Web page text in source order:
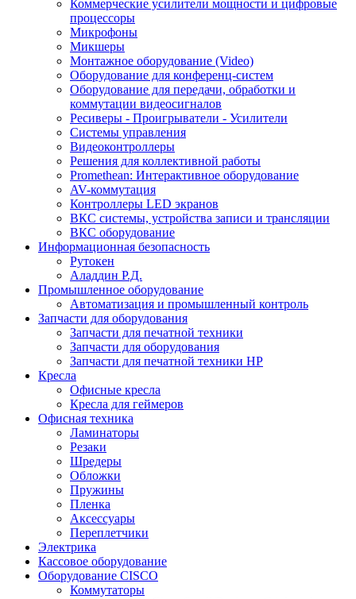
Коммерческие усилители мощности и цифровые
процессоры
Микрофоны
Микшеры
Монтажное оборудование (Video)
Оборудование для конференц-систем
Оборудование для передачи, обработки и
коммутации видеосигналов
Ресиверы - Проигрыватели - Усилители
Системы управления
Видеоконтроллеры
Решения для коллективной работы
Promethean: Интерактивное оборудование
AV-коммутация
Контроллеры LED экранов
ВКС системы, устройства записи и трансляции
ВКС оборудование
Информационная безопасность
Рутокен
Аладдин Р.Д.
Промышленное оборудование
Автоматизация и промышленный контроль
Запчасти для оборудования
Запчасти для печатной техники
Запчасти для оборудования
Запчасти для печатной техники HP
Кресла
Офисные кресла
Кресла для геймеров
Офисная техника
Ламинаторы
Резаки
Шредеры
Обложки
Пружины
Пленка
Аксессуары
Переплетчики
Электрика
Кассовое оборудование
Оборудование CISCO
Коммутаторы